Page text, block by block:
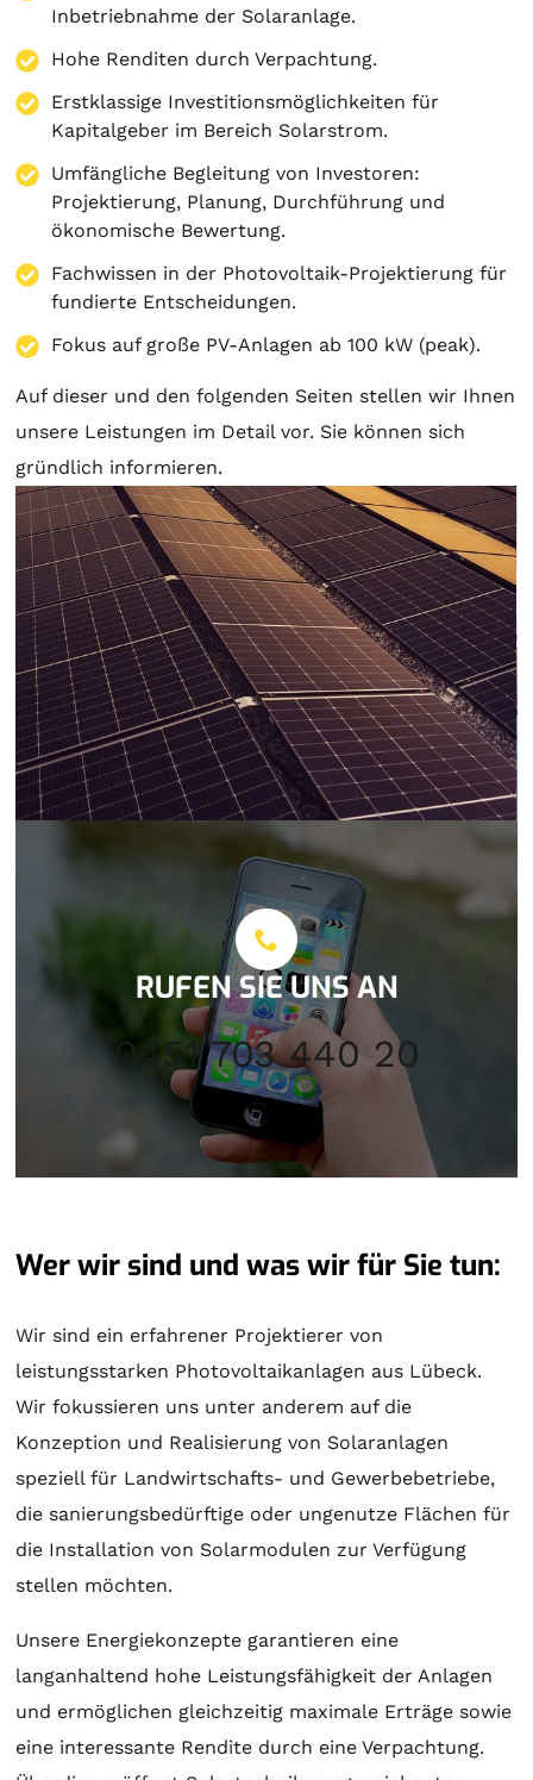
Inbetriebnahme der Solaranlage.
Hohe Renditen durch Verpachtung.
Erstklassige Investitionsmöglichkeiten für
Kapitalgeber im Bereich Solarstrom.
Umfängliche Begleitung von Investoren:
Projektierung, Planung, Durchführung und
ökonomische Bewertung.
Fachwissen in der Photovoltaik-Projektierung für
fundierte Entscheidungen.
Fokus auf große PV-Anlagen ab 100 kW (peak).
Auf dieser und den folgenden Seiten stellen wir Ihnen
unsere Leistungen im Detail vor. Sie können sich
gründlich informieren.
RUFEN SIE UNS AN
0451 703 440 20
Wer wir sind und was wir für Sie tun:
Wir sind ein erfahrener Projektierer von
leistungsstarken Photovoltaikanlagen aus Lübeck.
Wir fokussieren uns unter anderem auf die
Konzeption und Realisierung von Solaranlagen
speziell für Landwirtschafts- und Gewerbebetriebe,
die sanierungsbedürftige oder ungenutze Flächen für
die Installation von Solarmodulen zur Verfügung
stellen möchten.
Unsere Energiekonzepte garantieren eine
langanhaltend hohe Leistungsfähigkeit der Anlagen
und ermöglichen gleichzeitig maximale Erträge sowie
eine interessante Rendite durch eine Verpachtung.